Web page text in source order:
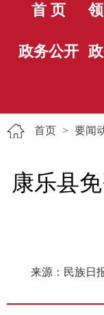
首 页
政务公开
首页 > 要闻
康乐县
来源：民族日